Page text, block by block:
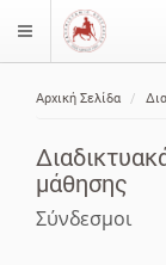
$langMenu
Αρχική Σελίδα
μάθησης
Σύνδεσμοι